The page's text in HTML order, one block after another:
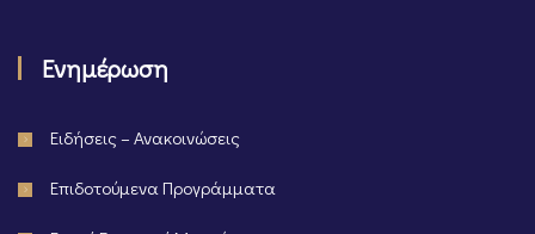
Ενημέρωση
Ειδήσεις – Ανακοινώσεις
Επιδοτούμενα Προγράμματα